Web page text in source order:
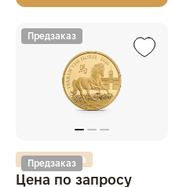
Предзаказ
Золотая карта
Предзаказ
Цена по запросу